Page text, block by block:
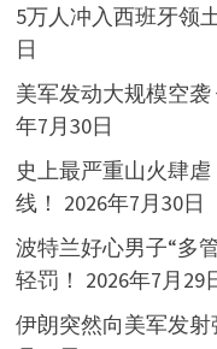
5万人冲入西班牙领
日
美军发动大规模空
年7月30日
史上最严重山火肆
线！ 2026年7月30日
波特兰好心男子“多
轻罚！ 2026年7月29
伊朗突然向美军发